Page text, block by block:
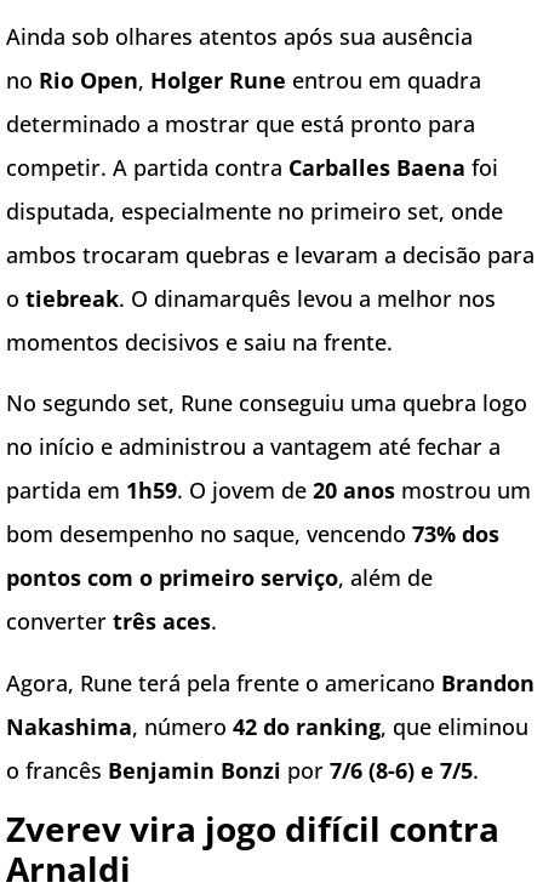
Ainda sob olhares atentos após sua ausência
no Rio Open, Holger Rune entrou em quadra
determinado a mostrar que está pronto para
competir. A partida contra Carballes Baena foi
disputada, especialmente no primeiro set, onde
ambos trocaram quebras e levaram a decisão para
o tiebreak. O dinamarquês levou a melhor nos
momentos decisivos e saiu na frente.
No segundo set, Rune conseguiu uma quebra logo
no início e administrou a vantagem até fechar a
partida em 1h59. O jovem de 20 anos mostrou um
bom desempenho no saque, vencendo 73% dos
pontos com o primeiro serviço, além de
converter três aces.
Agora, Rune terá pela frente o americano Brandon
Nakashima, número 42 do ranking, que eliminou
o francês Benjamin Bonzi por 7/6 (8-6) e 7/5.
Zverev vira jogo difícil contra
Arnaldi